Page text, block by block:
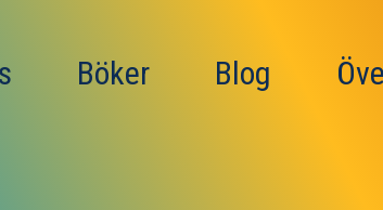
Böker Blog